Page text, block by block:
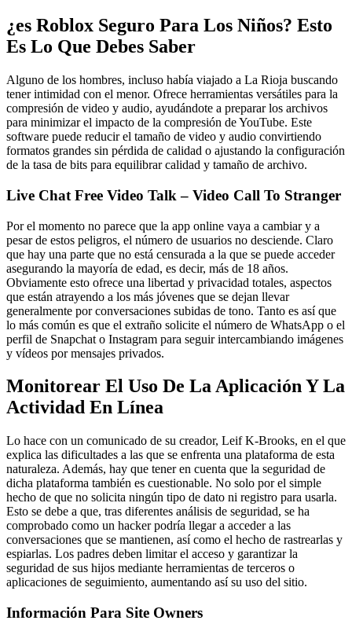
¿es Roblox Seguro Para Los Niños? Esto
Es Lo Que Debes Saber
Alguno de los hombres, incluso había viajado a La Rioja buscando
tener intimidad con el menor. Ofrece herramientas versátiles para la
compresión de video y audio, ayudándote a preparar los archivos
para minimizar el impacto de la compresión de YouTube. Este
software puede reducir el tamaño de video y audio convirtiendo
formatos grandes sin pérdida de calidad o ajustando la configuración
de la tasa de bits para equilibrar calidad y tamaño de archivo.
Live Chat Free Video Talk – Video Call To Stranger
Por el momento no parece que la app online vaya a cambiar y a
pesar de estos peligros, el número de usuarios no desciende. Claro
que hay una parte que no está censurada a la que se puede acceder
asegurando la mayoría de edad, es decir, más de 18 años.
Obviamente esto ofrece una libertad y privacidad totales, aspectos
que están atrayendo a los más jóvenes que se dejan llevar
generalmente por conversaciones subidas de tono. Tanto es así que
lo más común es que el extraño solicite el número de WhatsApp o el
perfil de Snapchat o Instagram para seguir intercambiando imágenes
y vídeos por mensajes privados.
Monitorear El Uso De La Aplicación Y La
Actividad En Línea
Lo hace con un comunicado de su creador, Leif K-Brooks, en el que
explica las dificultades a las que se enfrenta una plataforma de esta
naturaleza. Además, hay que tener en cuenta que la seguridad de
dicha plataforma también es cuestionable. No solo por el simple
hecho de que no solicita ningún tipo de dato ni registro para usarla.
Esto se debe a que, tras diferentes análisis de seguridad, se ha
comprobado como un hacker podría llegar a acceder a las
conversaciones que se mantienen, así como el hecho de rastrearlas y
espiarlas. Los padres deben limitar el acceso y garantizar la
seguridad de sus hijos mediante herramientas de terceros o
aplicaciones de seguimiento, aumentando así su uso del sitio.
Información Para Site Owners